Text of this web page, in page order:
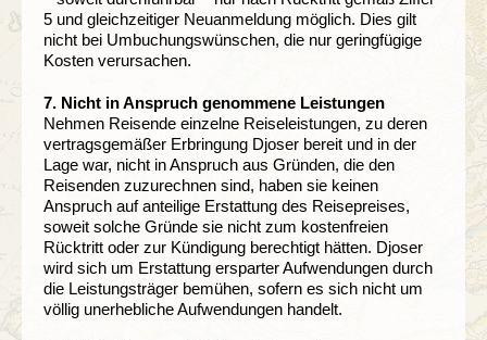
5 und gleichzeitiger Neuanmeldung möglich. Dies gilt
nicht bei Umbuchungswünschen, die nur geringfügige
Kosten verursachen.
7. Nicht in Anspruch genommene Leistungen
Nehmen Reisende einzelne Reiseleistungen, zu deren
vertragsgemäßer Erbringung Djoser bereit und in der
Lage war, nicht in Anspruch aus Gründen, die den
Reisenden zuzurechnen sind, haben sie keinen
Anspruch auf anteilige Erstattung des Reisepreises,
soweit solche Gründe sie nicht zum kostenfreien
Rücktritt oder zur Kündigung berechtigt hätten. Djoser
wird sich um Erstattung ersparter Aufwendungen durch
die Leistungsträger bemühen, sofern es sich nicht um
völlig unerhebliche Aufwendungen handelt.